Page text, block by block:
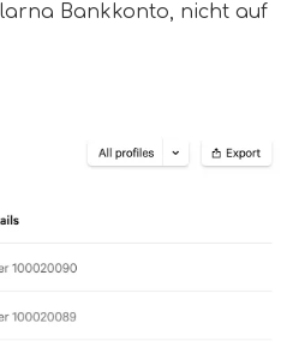
Bankkonto, nicht auf